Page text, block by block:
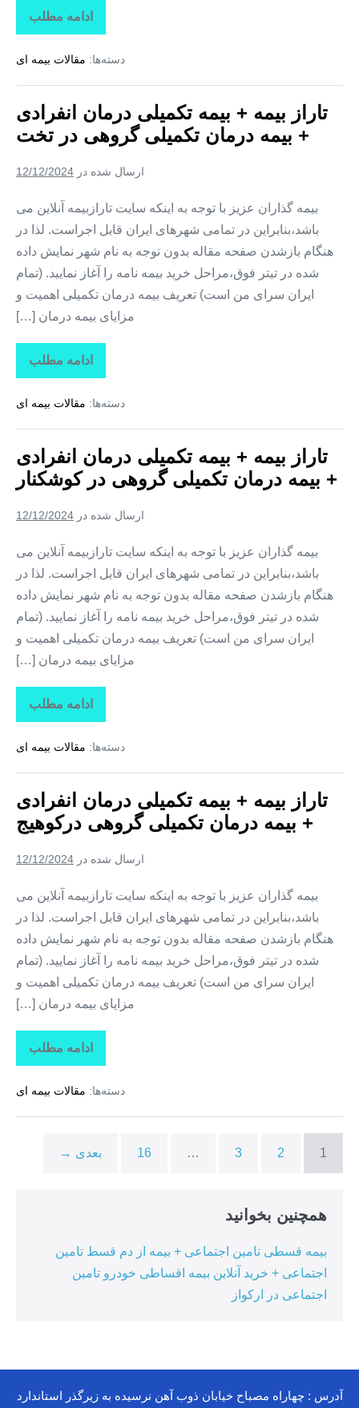
ادامه مطلب
تاراز
بیمه
بیمه
درمان
+
بیمه
درمان
تکمیلی
در
دسته‌ها: مقالات بیمه ای
تاراز بیمه + بیمه تکمیلی درمان انفرادی
+ بیمه درمان تکمیلی گروهی در تخت
ارسال شده در 12/12/2024
بیمه گذاران عزیز با توجه به اینکه سایت تارازبیمه آنلاین می
باشد،بنابراین در تمامی شهرهای ایران قابل اجراست. لذا در
هنگام بازشدن صفحه مقاله بدون توجه به نام شهر نمایش داده
شده در تیتر فوق،مراحل خرید بیمه نامه را آغاز نمایید. (تمام
ایران سرای من است) تعریف بیمه درمان تکمیلی اهمیت و
مزایای بیمه درمان […]
ادامه مطلب
تاراز
بیمه
بیمه
درمان
+
بیمه
درمان
تکمیلی
در
دسته‌ها: مقالات بیمه ای
تاراز بیمه + بیمه تکمیلی درمان انفرادی
+ بیمه درمان تکمیلی گروهی در کوشکنار
ارسال شده در 12/12/2024
بیمه گذاران عزیز با توجه به اینکه سایت تارازبیمه آنلاین می
باشد،بنابراین در تمامی شهرهای ایران قابل اجراست. لذا در
هنگام بازشدن صفحه مقاله بدون توجه به نام شهر نمایش داده
شده در تیتر فوق،مراحل خرید بیمه نامه را آغاز نمایید. (تمام
ایران سرای من است) تعریف بیمه درمان تکمیلی اهمیت و
مزایای بیمه درمان […]
ادامه مطلب
تاراز
بیمه
بیمه
درمان
+
بیمه
درمان
تکمیلی
در
دسته‌ها: مقالات بیمه ای
تاراز بیمه + بیمه تکمیلی درمان انفرادی
+ بیمه درمان تکمیلی گروهی درکوهیج
ارسال شده در 12/12/2024
بیمه گذاران عزیز با توجه به اینکه سایت تارازبیمه آنلاین می
باشد،بنابراین در تمامی شهرهای ایران قابل اجراست. لذا در
هنگام بازشدن صفحه مقاله بدون توجه به نام شهر نمایش داده
شده در تیتر فوق،مراحل خرید بیمه نامه را آغاز نمایید. (تمام
ایران سرای من است) تعریف بیمه درمان تکمیلی اهمیت و
مزایای بیمه درمان […]
ادامه مطلب
تاراز
بیمه
بیمه
درمان
بیمه
دسته‌ها: مقالات بیمه ای
1
2
3
…
16 بعدی →
همچنین بخوانید
بیمه قسطی تامین اجتماعی + بیمه از دم قسط تامین
اجتماعی + خرید آنلاین بیمه اقساطی خودرو تامین
اجتماعی در ارکواز
آدرس : چهاراه مصباح خیابان ذوب آهن نرسیده به زیرگذر استاندارد